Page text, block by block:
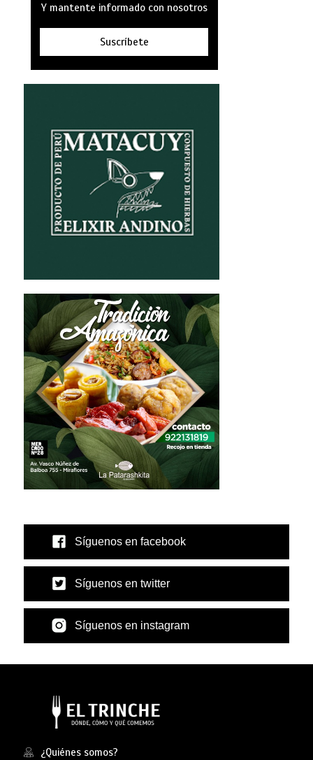
Y mantente informado con nosotros
Suscríbete
Síguenos en facebook
Síguenos en twitter
Síguenos en instagram
¿Quiénes somos?